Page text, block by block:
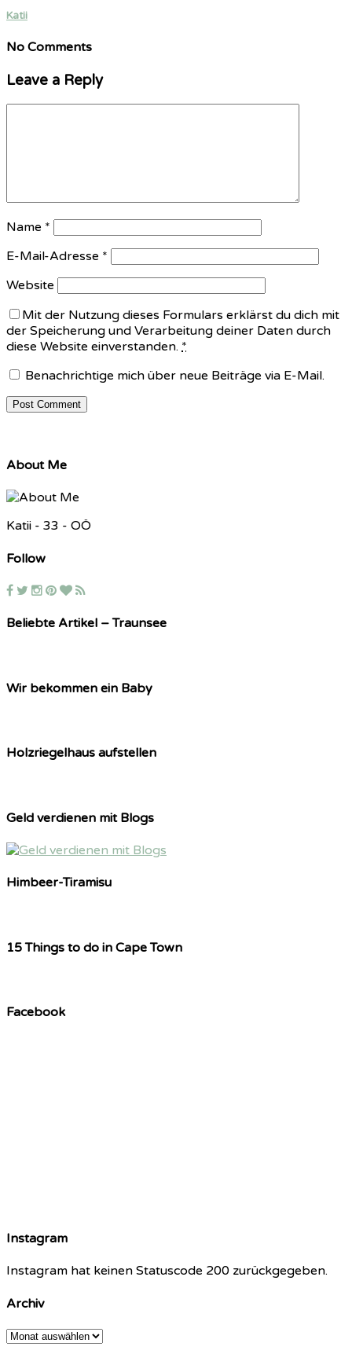
Katii
No Comments
Leave a Reply
Name *
E-Mail-Adresse *
Website
Mit der Nutzung dieses Formulars erklärst du dich mit
der Speicherung und Verarbeitung deiner Daten durch
diese Website einverstanden. *
Benachrichtige mich über neue Beiträge via E-Mail.
About Me
Katii - 33 - OÖ
Follow
Beliebte Artikel – Traunsee
Wir bekommen ein Baby
Holzriegelhaus aufstellen
Geld verdienen mit Blogs
Himbeer-Tiramisu
15 Things to do in Cape Town
Facebook
Instagram
Instagram hat keinen Statuscode 200 zurückgegeben.
Archiv
Archiv